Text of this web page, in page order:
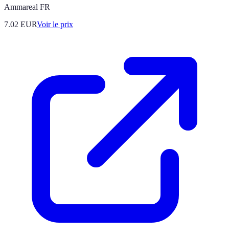
Ammareal FR
7.02 EURVoir le prix